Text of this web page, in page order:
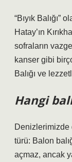
“Bıyık
Hatay’ın
sofraların
kanser gibi
Balığı ve
Hangi
Denizlerimizde
türü: Balon
açmaz, ancak